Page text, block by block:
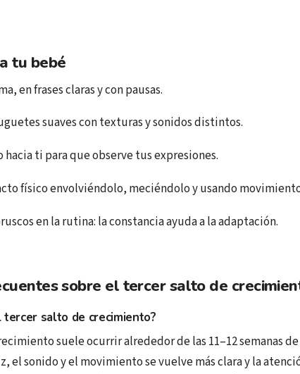
tu bebé
en frases claras y con pausas.
suaves con texturas y sonidos distintos.
hacia ti para que observe tus expresiones.
físico envolviéndolo, meciéndolo y usando
en la rutina: la constancia ayuda a la adaptación.
sobre el tercer salto de
tercer salto de crecimiento?
suele ocurrir alrededor de las 11–12 semanas
el sonido y el movimiento se vuelve más clara y la